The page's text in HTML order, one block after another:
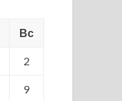
Вс
2
9